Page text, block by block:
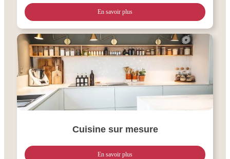
En savoir plus
Cuisine sur mesure
En savoir plus